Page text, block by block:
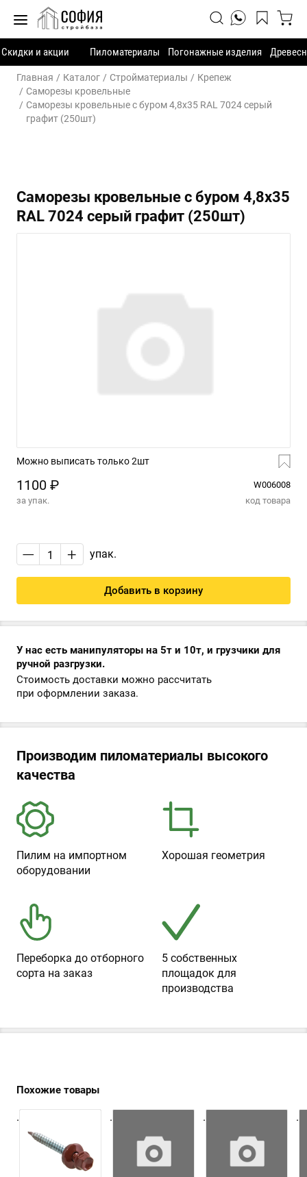
Скидки и акции Пиломатериалы Погонажные изделия
Главная Каталог Стройматериалы
Крепеж
Саморезы кровельные
Саморезы кровельные с буром 4,8х35 RAL 7024 серый
графит (250шт)
Саморезы кровельные с буром 4,8х35
RAL 7024 серый графит (250шт)
Можно выписать только 2шт
1100 ₽
W006008
за упак.
код товара
— + упак.
Добавить в корзину
У нас есть манипуляторы на 5т и 10т, и грузчики для
ручной разгрузки.
Стоимость доставки можно рассчитать
при оформлении заказа.
Производим пиломатериалы высокого
качества
Пилим на импортном
оборудовании
Хорошая геометрия
Переборка до отборного
сорта на заказ
5 собственных
площадок для
производства
Похожие товары
. . . .